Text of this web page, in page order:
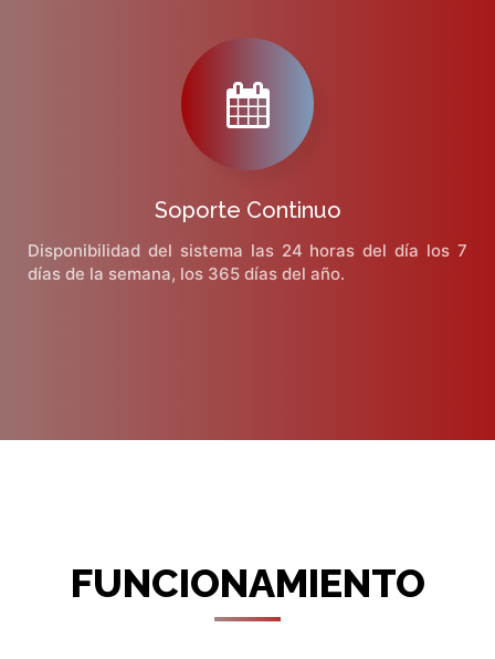
Soporte Continuo
Disponibilidad del sistema las 24 horas del día los 7
días de la semana, los 365 días del año.
FUNCIONAMIENTO